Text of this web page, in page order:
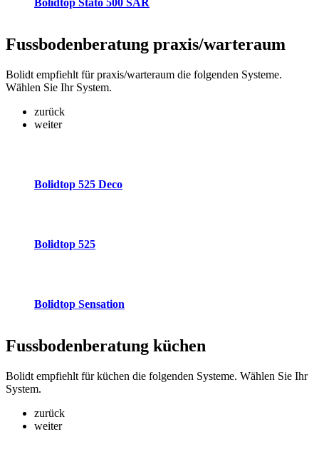
Bolidtop Stato 500 SAR
Fussbodenberatung praxis/warteraum
Bolidt empfiehlt für praxis/warteraum die folgenden Systeme.
Wählen Sie Ihr System.
zurück
weiter
Bolidtop 525 Deco
Bolidtop 525
Bolidtop Sensation
Fussbodenberatung küchen
Bolidt empfiehlt für küchen die folgenden Systeme. Wählen Sie Ihr
System.
zurück
weiter